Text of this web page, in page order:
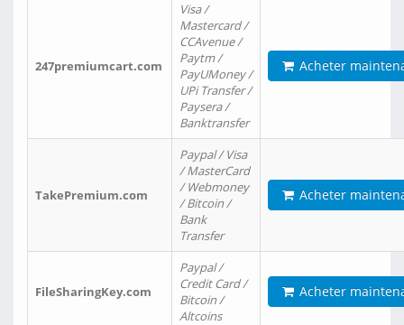
247premiumcart.com
Visa /
Mastercard /
CCAvenue /
Paytm /
PayUMoney /
UPi Transfer /
Paysera /
Banktransfer
Acheter
TakePremium.com
Paypal / Visa
/ MasterCard
/ Webmoney
/ Bitcoin /
Bank
Transfer
Acheter
FileSharingKey.com
Paypal /
Credit Card /
Bitcoin /
Altcoins
Acheter